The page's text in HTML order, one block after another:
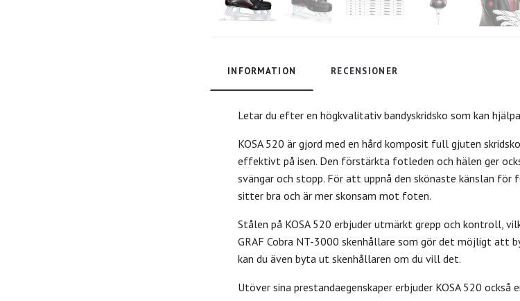
INFORMATION RECENSIONER
Letar du efter en högkvalitativ bandyskridsko som kan
KOSA 520 är gjord med en hård komposit full gjuten
effektivt på isen. Den förstärkta fotleden och hälen ger
svängar och stopp. För att uppnå den skönaste känslan
sitter bra och är mer skonsam mot foten.
Stålen på KOSA 520 erbjuder utmärkt grepp och kontroll,
GRAF Cobra NT-3000 skenhållare som gör det möjligt att
kan du även byta ut skenhållaren om du vill det.
Utöver sina prestandaegenskaper erbjuder KOSA 520